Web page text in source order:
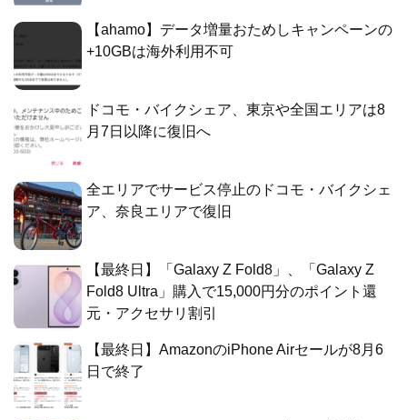
【ahamo】データ増量おためしキャンペーンの
+10GBは海外利用不可
ドコモ・バイクシェア、東京や全国エリアは8
月7日以降に復旧へ
全エリアでサービス停止のドコモ・バイクシェ
ア、奈良エリアで復旧
【最終日】「Galaxy Z Fold8」、「Galaxy Z
Fold8 Ultra」購入で15,000円分のポイント還
元・アクセサリ割引
【最終日】AmazonのiPhone Airセールが8月6
日で終了